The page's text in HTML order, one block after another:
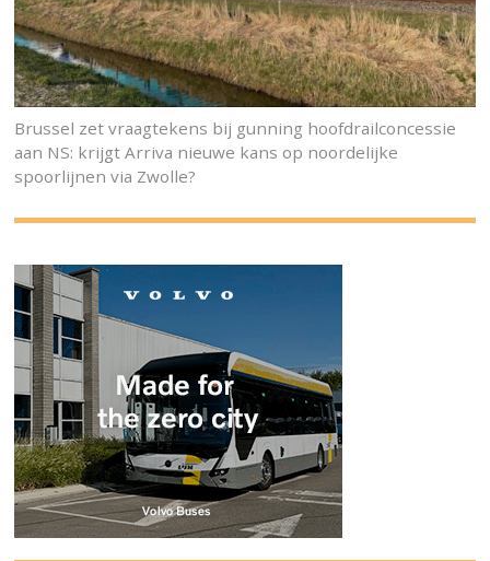
Brussel zet vraagtekens bij gunning hoofdrailconcessie
aan NS: krijgt Arriva nieuwe kans op noordelijke
spoorlijnen via Zwolle?